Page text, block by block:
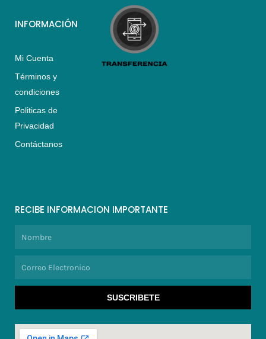
INFORMACIÓN
Mi Cuenta
Términos y
condiciones
Politicas de
Privacidad
Contáctanos
RECIBE INFORMACION IMPORTANTE
SUSCRIBETE